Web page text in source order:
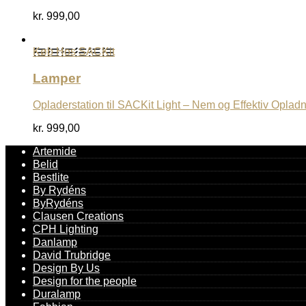
kr. 999,00
Køb Hos SACKit
Lamper
Opladerstation til SACKit Light – Nem og Effektiv
kr. 999,00
Artemide
Belid
Bestlite
By Rydéns
ByRydéns
Clausen Creations
CPH Lighting
Danlamp
David Trubridge
Design By Us
Design for the people
Duralamp